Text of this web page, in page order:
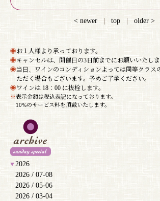
< newer| top| older >
◉お１人様より承っております。
◉キャンセルは、開催日の3日前までにお願いいたしま
◉当日、ワインのコンディションよっては同等クラス
ただく場合もございます。予めご了承ください。
◉ワインは 18：00 に抜栓します。
※表示金額は税込表記になっております。
10%のサービス料を頂戴いたします。
2026
2026 / 07-08
2026 / 05-06
2026 / 03-04